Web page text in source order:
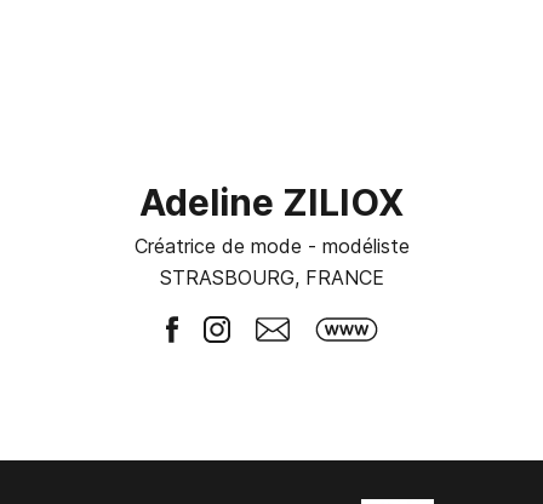
Adeline ZILIOX
Créatrice de mode - modéliste
STRASBOURG, FRANCE